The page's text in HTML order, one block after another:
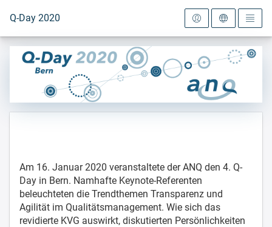
Zur Startseite
Q-Day 2020
Am 16. Januar 2020 veranstaltete der ANQ den 4. Q-
Day in Bern. Namhafte Keynote-Referenten
beleuchteten die Trendthemen Transparenz und
Agilität im Qualitätsmanagement. Wie sich das
revidierte KVG auswirkt, diskutierten Persönlichkeiten